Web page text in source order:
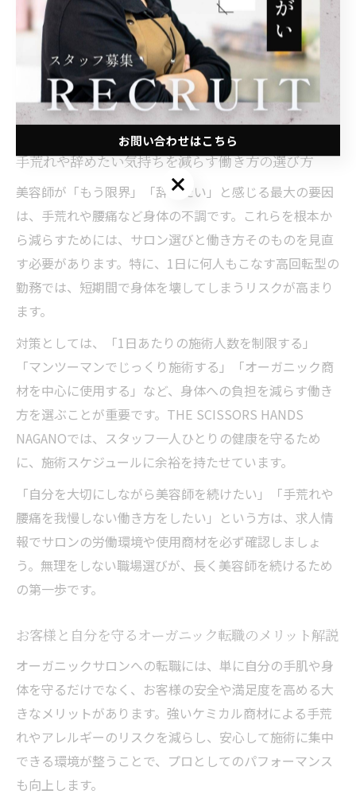
スクを最小限に抑えることが可能です。
「お客様にも自分にも優しい職場で働きたい」「薬に頼
らず安心してキャリアを築きたい」といった要望に応え
る求人が増えており、健康と働きやすさを重視する美容
師にとって理想的な環境が広がっています。
手荒れや辞めたい気持ちを減らす働き方の選び方
美容師が「もう限界」「辞めたい」と感じる最大の要因
は、手荒れや腰痛など身体の不調です。これらを根本か
ら減らすためには、サロン選びと働き方そのものを見直
す必要があります。特に、1日に何人もこなす高回転型の
勤務では、短期間で身体を壊してしまうリスクが高まり
ます。
対策としては、「1日あたりの施術人数を制限する」
「マンツーマンでじっくり施術する」「オーガニック商
材を中心に使用する」など、身体への負担を減らす働き
方を選ぶことが重要です。THE SCISSORS HANDS
NAGANOでは、スタッフ一人ひとりの健康を守るため
に、施術スケジュールに余裕を持たせています。
「自分を大切にしながら美容師を続けたい」「手荒れや
腰痛を我慢しない働き方をしたい」という方は、求人情
報でサロンの労働環境や使用商材を必ず確認しましょ
う。無理をしない職場選びが、長く美容師を続けるため
の第一歩です。
お客様と自分を守るオーガニック転職のメリット解説
オーガニックサロンへの転職には、単に自分の手肌や身
体を守るだけでなく、お客様の安全や満足度を高める大
きなメリットがあります。強いケミカル商材による手荒
れやアレルギーのリスクを減らし、安心して施術に集中
できる環境が整うことで、プロとしてのパフォーマンス
も向上します。
お問い合わせはこちら
お問い合わせはこちら